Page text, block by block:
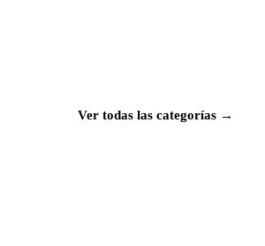
Ver todas las categorías →